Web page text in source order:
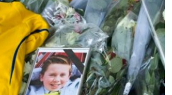
စာ
က်အလက်များ